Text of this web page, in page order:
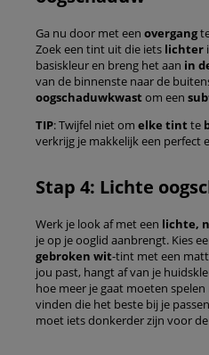
Ga nu door met een overgang
Zoek een tint uit die iets lichter
basiskleur en breng het aan in
van de binnenste naar de
oogschaduwkwast om een
TIP: Twijfel niet om elke tint te
verkrijg je makkelijk een perfect
Stap 4: Lichte
Werk je look af met een lichte,
je op je ooglid aanbrengt. Kies
gebroken wit-tint met een
jou past, hangt af van je
hoe meer je gaat moeten
vinden die het beste bij je
moet iets donkerder zijn voor